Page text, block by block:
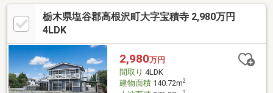
（約450ｍ）・フードオアシスOTANI岡本店まで徒歩10分（約270
ｍ）・セブンイレブン河内下岡本店まで徒歩12分（約250ｍ）＼
おウチ探しはケイアイエポックメイキング（株）にお任せくださ
だきます！☆住宅ローン相談無料対応！秘密厳守にて親身にご対
応します！☆土日平日夜でもご対応可能です！
栃木県塩谷郡高根沢町大字宝積寺 2,980万円
4LDK
2,980万円
間取り 4LDK
建物面積140.72m2